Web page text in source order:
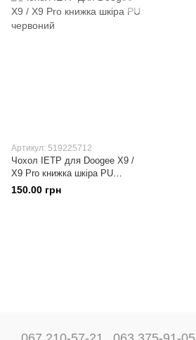
Артикул: 519225712
Чохол IETP для Doogee X9 /
X9 Pro книжка шкіра PU
червоний
150.00 грн